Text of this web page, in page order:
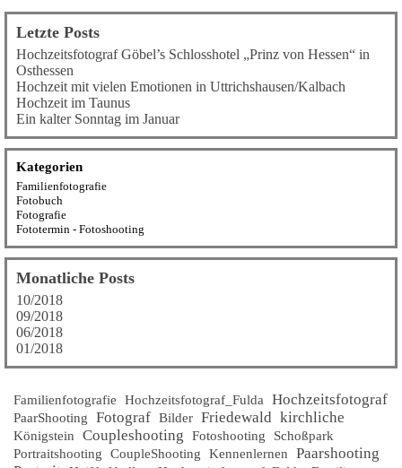
Letzte Posts
Hochzeitsfotograf Göbel’s Schlosshotel „Prinz von Hessen“ in
Osthessen
Hochzeit mit vielen Emotionen in Uttrichshausen/Kalbach
Hochzeit im Taunus
Ein kalter Sonntag im Januar
Kategorien
Familienfotografie
Fotobuch
Fotografie
Fototermin - Fotoshooting
Monatliche Posts
10/2018
09/2018
06/2018
01/2018
Familienfotografie Hochzeitsfotograf_Fulda Hochzeitsfotograf
PaarShooting Fotograf Bilder Friedewald kirchliche
Königstein Coupleshooting Fotoshooting
Schoßpark
Portraitshooting CoupleShooting Kennenlernen Paarshooting